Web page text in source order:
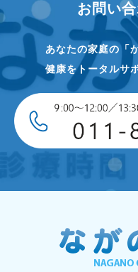
お問い
あなたの家庭の「
健康をトータルサ